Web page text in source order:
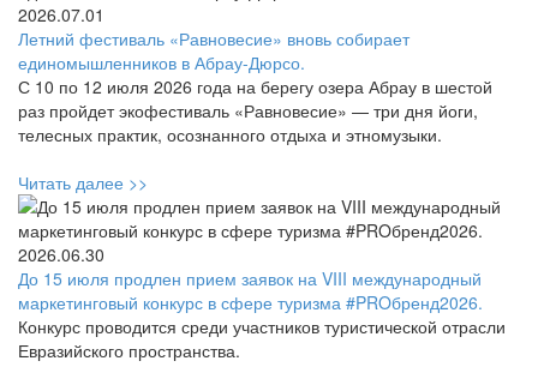
2026.07.01
Летний фестиваль «Равновесие» вновь собирает
единомышленников в Абрау-Дюрсо.
С 10 по 12 июля 2026 года на берегу озера Абрау в шестой
раз пройдет экофестиваль «Равновесие» — три дня йоги,
телесных практик, осознанного отдыха и этномузыки.
Читать далее >>
2026.06.30
До 15 июля продлен прием заявок на VIII международный
маркетинговый конкурс в сфере туризма #PROбренд2026.
Конкурс проводится среди участников туристической отрасли
Евразийского пространства.